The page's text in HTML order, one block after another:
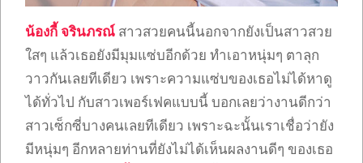
น้องกี้ จรินภรณ์ สาวสวยคนนี้นอกจากยังเป็นสาวสวย
ใสๆ แล้วเธอยังมีมุมแซ่บอีกด้วย ทำเอาหนุ่มๆ ตาลุก
วาวกันเลยทีเดียว เพราะความแซ่บของเธอไม่ได้หาดู
ได้ทั่วไป กับสาวเพอร์เฟคแบบนี้ บอกเลยว่างานดีกว่า
สาวเซ็กซี่บางคนเลยทีเดียว เพราะฉะนั้นเราเชื่อว่ายัง
มีหนุ่มๆ อีกหลายท่านที่ยังไม่ได้เห็นผลงานดีๆ ของเธอ